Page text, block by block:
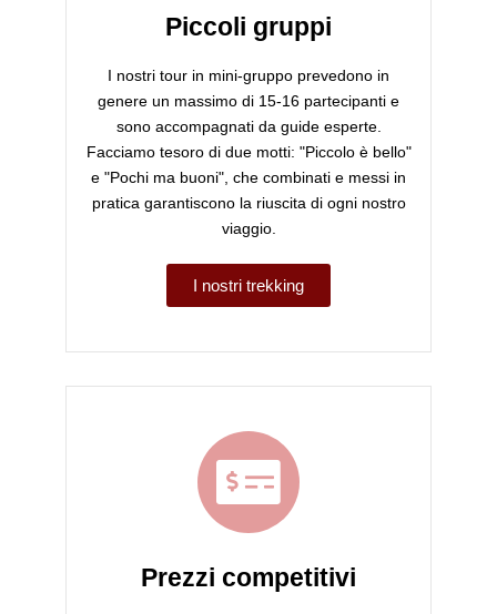
Piccoli gruppi
I nostri tour in mini-gruppo prevedono in
genere un massimo di 15-16 partecipanti e
sono accompagnati da guide esperte.
Facciamo tesoro di due motti: "Piccolo è bello"
e "Pochi ma buoni", che combinati e messi in
pratica garantiscono la riuscita di ogni nostro
viaggio.
I nostri trekking
Prezzi competitivi